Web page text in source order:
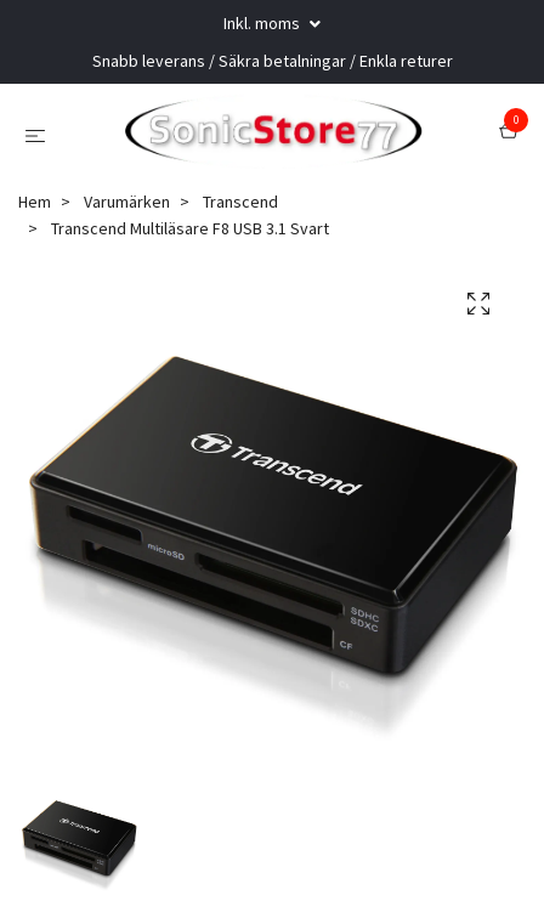
Inkl. moms
Snabb leverans / Säkra betalningar / Enkla returer
0
Hem Varumärken
Transcend
Transcend Multiläsare F8 USB 3.1 Svart